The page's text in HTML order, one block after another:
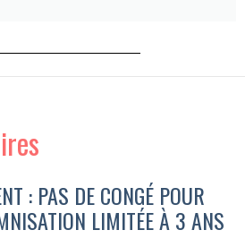
: PAS DE CONGÉ POUR
LIMITÉE À 3 ANS